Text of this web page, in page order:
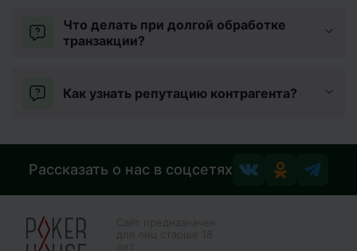
Что делать при долгой обработке
транзакции?
Как узнать репутацию контрагента?
Рассказать о нас в соцсетях